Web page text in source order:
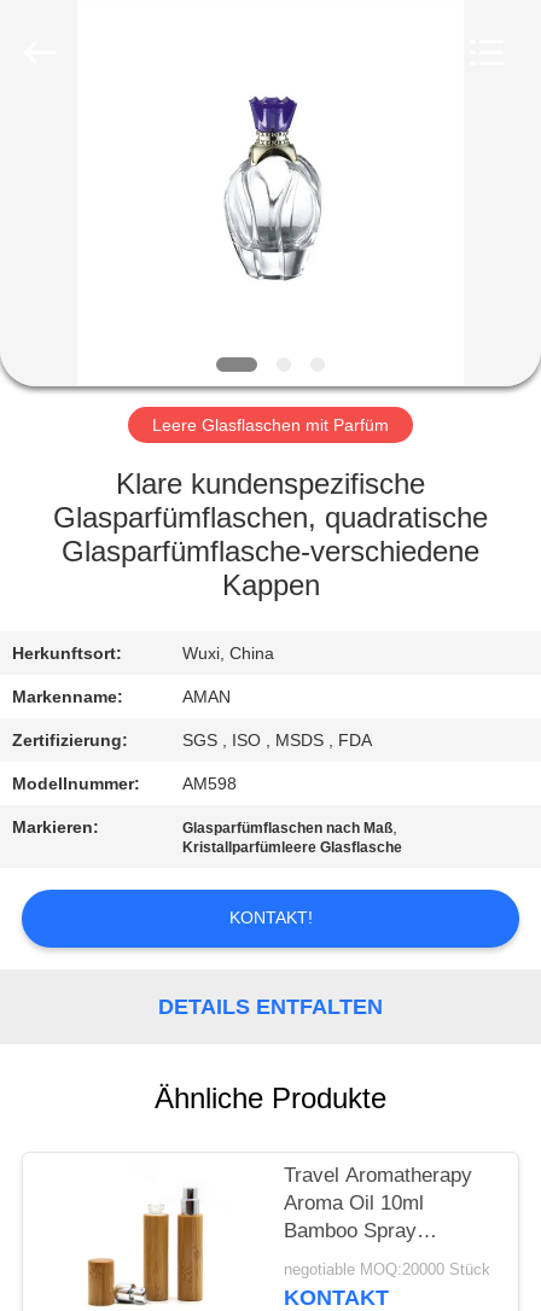
VR-
SHOW
UNS
WERKSBESICHTIGUNG
QUALITÄTSKONTROLLE
KONTAKT
MIT
UNS
NACHRICHT
ANFORDERN
SITEMAP
POLICY
Leere Glasflaschen mit Parfüm
Klare kundenspezifische
Glasparfümflaschen, quadratische
Glasparfümflasche-verschiedene
Kappen
Herkunftsort: Wuxi, China
Markenname: AMAN
Zertifizierung: SGS , ISO , MSDS , FDA
Modellnummer: AM598
Markieren: Glasparfümflaschen nach Maß,
Kristallparfümleere Glasflasche
KONTAKT!
DETAILS ENTFALTEN
Ähnliche Produkte
Travel Aromatherapy
Aroma Oil 10ml
Bamboo Spray
Perfume Bottle With
Screw Spray Cap
negotiable MOQ:20000 Stück
KONTAKT